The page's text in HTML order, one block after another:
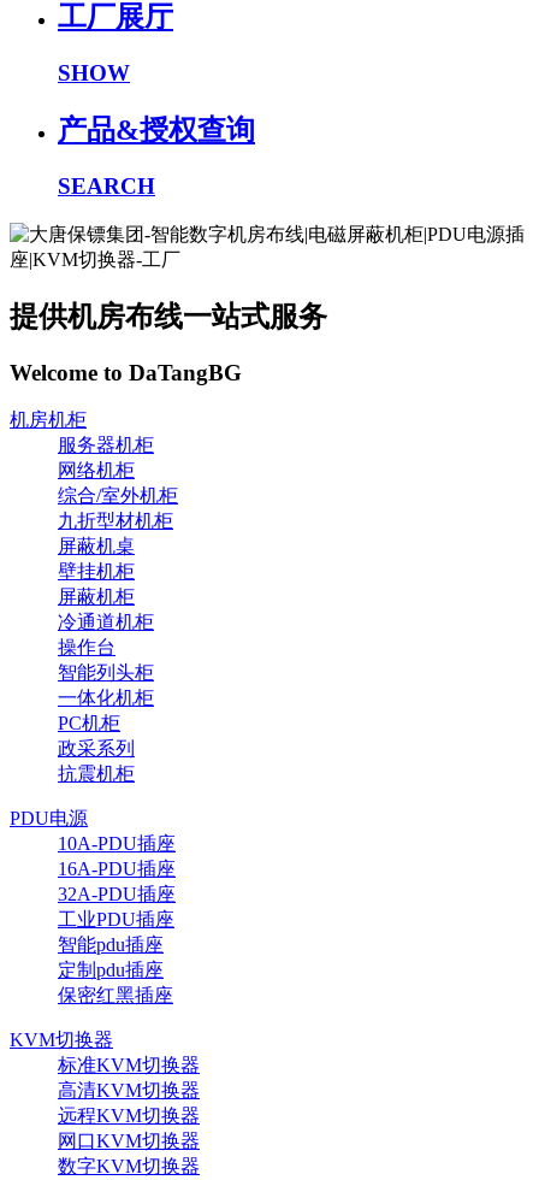
工厂展厅
SHOW
产品&授权查询
SEARCH
提供机房布线一站式服务
Welcome to DaTangBG
机房机柜
服务器机柜
网络机柜
综合/室外机柜
九折型材机柜
屏蔽机桌
壁挂机柜
屏蔽机柜
冷通道机柜
操作台
智能列头柜
一体化机柜
PC机柜
政采系列
抗震机柜
PDU电源
10A-PDU插座
16A-PDU插座
32A-PDU插座
工业PDU插座
智能pdu插座
定制pdu插座
保密红黑插座
KVM切换器
标准KVM切换器
高清KVM切换器
远程KVM切换器
网口KVM切换器
数字KVM切换器